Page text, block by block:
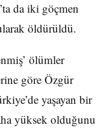
da iki göçmen
öldürüldü.
ölümler
göre Özgür
yaşayan bir
yüksek olduğunu